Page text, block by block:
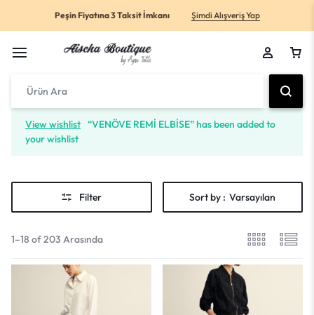
Peşin Fiyatına 3 Taksit İmkanı Şimdi Alışveriş Yap
View wishlist “VENÖVE REMİ ELBİSE” has been added to
your wishlist
Filter Sort by : Varsayılan
1–18 of 203 Arasında